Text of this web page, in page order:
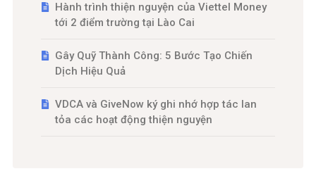
Hành trình thiện nguyện của Viettel Money
tới 2 điểm trường tại Lào Cai
Gây Quỹ Thành Công: 5 Bước Tạo Chiến
Dịch Hiệu Quả
VDCA và GiveNow ký ghi nhớ hợp tác lan
tỏa các hoạt động thiện nguyện